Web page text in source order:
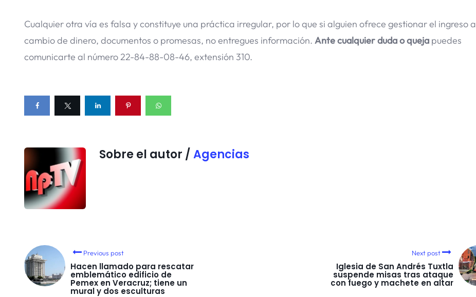
Cualquier otra vía es falsa y constituye una práctica irregular, por lo que si alguien ofrece gestionar el ingreso a
cambio de dinero, documentos o promesas, no entregues información. Ante cualquier duda o queja puedes
comunicarte al número 22-84-88-08-46, extensión 310.
Sobre el autor / Agencias
Previous post
Hacen llamado para rescatar
emblemático edificio de
Pemex en Veracruz; tiene un
mural y dos esculturas
Next post
Iglesia de San Andrés Tuxtla
suspende misas tras ataque
con fuego y machete en altar